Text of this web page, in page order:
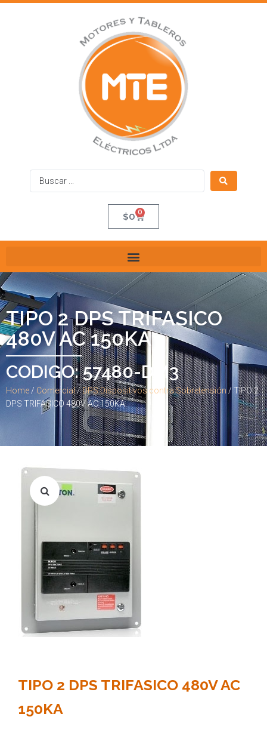
$0 0
TIPO 2 DPS TRIFASICO
480V AC 150KA
CODIGO: 57480-DM3
Home / Comercial/DPS Dispositivos contra Sobretensión / TIPO 2
DPS TRIFASICO 480V AC 150KA
TIPO 2 DPS TRIFASICO 480V AC
150KA